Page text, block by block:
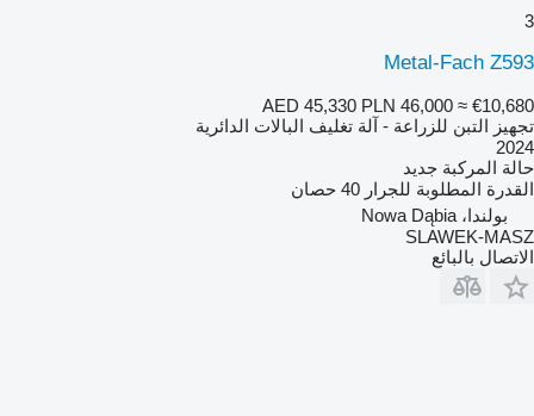
3
Metal-Fach Z593
AED 45,330 PLN 46,000 ≈ €10,680
تجهيز التبن للزراعة - آلة تغليف البالات الدائرية
2024
حالة المركبة جديد
القدرة المطلوبة للجرار 40 حصان
بولندا، Nowa Dąbia
SLAWEK-MASZ
الاتصال بالبائع